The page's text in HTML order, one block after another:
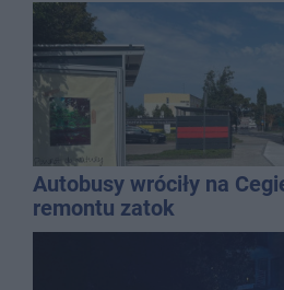
Autobusy wróciły na
remontu zatok